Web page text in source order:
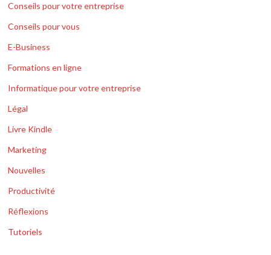
Conseils pour votre entreprise
Conseils pour vous
E-Business
Formations en ligne
Informatique pour votre entreprise
Légal
Livre Kindle
Marketing
Nouvelles
Productivité
Réflexions
Tutoriels